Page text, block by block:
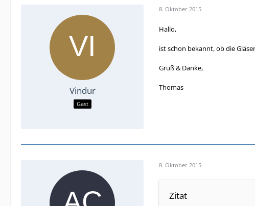
Vindur
Gast
8. Oktober 2015
Hallo,
ist schon bekannt, ob die
Gruß & Danke,
Thomas
8. Oktober 2015
Zitat